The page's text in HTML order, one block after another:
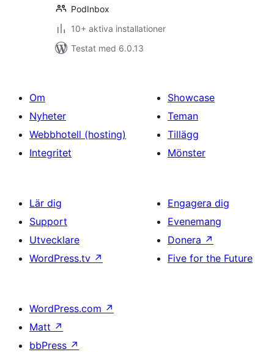
PodInbox
10+ aktiva installationer
Testat med 6.0.13
Om
Nyheter
Webbhotell (hosting)
Integritet
Showcase
Teman
Tillägg
Mönster
Lär dig
Support
Utvecklare
WordPress.tv ↗
Engagera dig
Evenemang
Donera ↗
Five for the Future
WordPress.com ↗
Matt ↗
bbPress ↗